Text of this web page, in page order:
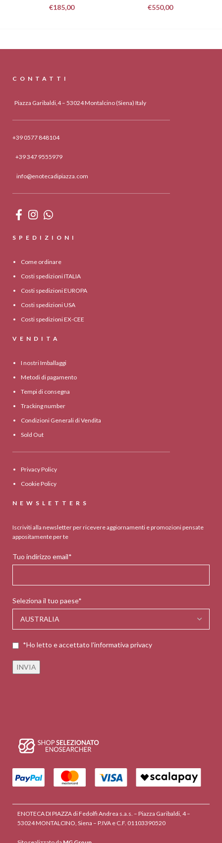
€185,00
€550,00
CONTATTI
Piazza Garibaldi,4 – 53024 Montalcino (Siena) Italy
+39 0577 848104
+39 347 9555979
info@enotecadipiazza.com
SPEDIZIONI
Come ordinare
Costi spedizioni ITALIA
Costi spedizioni EUROPA
Costi spedizioni USA
Costi spedizioni EX-CEE
VENDITA
I nostri Imballaggi
Metodi di pagamento
Tempi di consegna
Tracking number
Condizioni Generali di Vendita
Sold Out
Privacy Policy
Cookie Policy
NEWSLETTERS
Iscriviti alla newsletter per ricevere aggiornamenti e promozioni pensate
appositamente per te
Tuo indirizzo email*
Seleziona il tuo paese*
*Ho letto e accettato l'informativa privacy
ENOTECA DI PIAZZA di Fedolfi Andrea s.a.s. – Piazza Garibaldi, 4 –
53024 MONTALCINO, Siena – P.IVA e C.F. 01103390520